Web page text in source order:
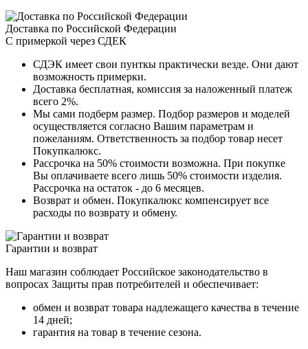
Доставка по Российской Федерации
С примеркой через СДЕК
СДЭК имеет свои пунткы практически везде. Они дают
возможность примерки.
Доставка бесплатная, комиссия за наложенный платеж
всего 2%.
Мы сами подберм размер. Подбор размеров и моделей
осуществляется согласно Вашим параметрам и
пожеланиям. Ответственность за подбор товар несет
Покупкалюкс.
Рассрочка на 50% стоимости возможна. При покупке
Вы оплачиваете всего лишь 50% стоимости изделия.
Рассрочка на остаток - до 6 месяцев.
Возврат и обмен. Покупкалюкс компенсирует все
расходы по возврату и обмену.
Гарантии и возврат
Наш магазин соблюдает Российское законодательство в
вопросах Защиты прав потребителей и обеспечивает:
обмен и возврат товара надлежащего качества в течение
14 дней;
гарантия на товар в течение сезона.